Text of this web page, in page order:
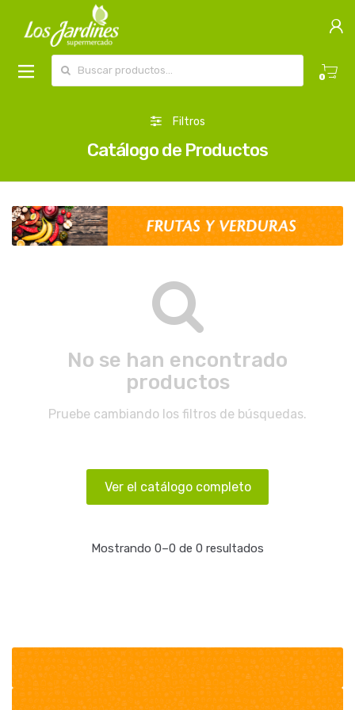
0
Filtros
Catálogo de Productos
No se han encontrado
productos
Pruebe cambiando los filtros de búsquedas.
Ver el catálogo completo
Mostrando 0–0 de 0 resultados